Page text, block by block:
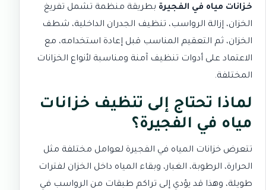
خزانات مياه في الفجيرة بطريقة منظمة تشمل تفريغ
الخزان، إزالة الرواسب، تنظيف الجدران الداخلية، شطف
الخزان، ثم التعقيم المناسب قبل إعادة استخدامه، مع
الاعتماد على أدوات تنظيف آمنة ومناسبة لأنواع الخزانات
المختلفة.
لماذا تحتاج إلى تنظيف خزانات
مياه في الفجيرة؟
تتعرض خزانات المياه في الفجيرة لعوامل مختلفة مثل
الحرارة، الرطوبة، الغبار، وبقاء المياه داخل الخزان لفترات
طويلة، وهذا قد يؤدي إلى تراكم طبقات من الرواسب في